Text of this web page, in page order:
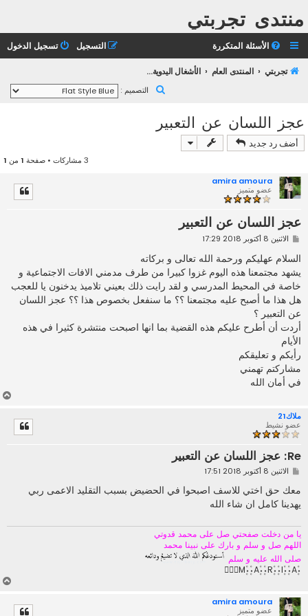
منتدى تجربتي
الأسئلة المتكررة تسجيل الدخول التسجيل
تجربتي المنتدى العام الأشغال اليدوية وإبداعات الأعضاء
التصميم :
عجز اللسان عن التعبير
أضف رد جديد
3 مشاركات • صفحة 1 من 1
amira amoura
عضو متميز
عجز اللسان عن التعبير
م
ر
ك
الاثنين 8 أكتوبر 2018 17:29
السلام عهليكم ورحمة الله تعالى و بركاته
يشهد مجتمعنا هذه اليوم غزوا كبيرا من طرف مدمني الافات الاجتماعية و
خاصة في المحيط المدرسي و لقد رايت ذلك بعيني تلاميذ يدخنون يا للعجب
هل هذا ما أصبح عليه مجتمعنا ؟؟ ما سنفعل بخصوص هذا ؟؟ عجز اللسان
عن التعبير ؟
أردت أن أطرح عليكم هذه القضية بما انها اصبحت منتشرة كثيرا في هذه
الأيام
رأيكم و تعليقكم
مشاركتم تهمني
في أمان الله
ملاك21
عضو نشيط
Re: عجز اللسان عن التعبير
م
ا
ر
ك
الاثنين 8 أكتوبر 2018 17:51
معك حق اختي للاسف اصبحوا في الحضيض بسبب التقليد الاعمى ربي
يهدينا كامل ان شاء الله
يا من دخلت صفحتي صل على محمد قدوتي
اللهم صل و سلم و بارك على نبينا محمد
صلى الله عليه و سلم
۰۪۫M۪۫۰۰۪۫A۪۫۰۰۪۫R۪۫۰۰۪۫I۪۫۰۰۪۫A۪۫۰
amira amoura
عضو متميز